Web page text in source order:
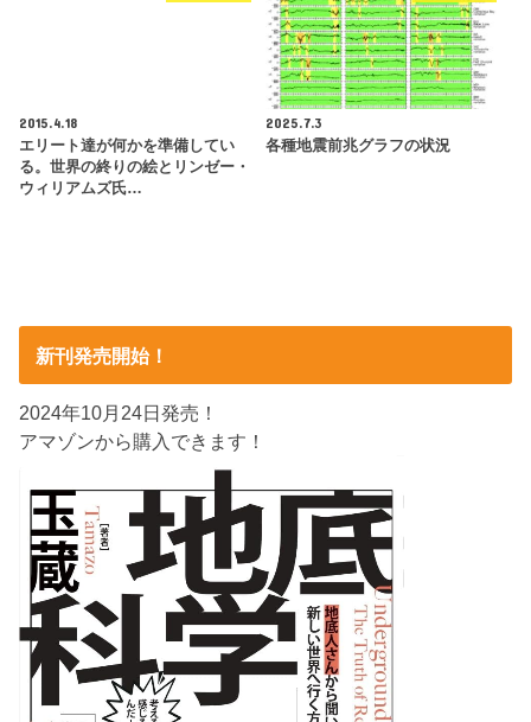
2015.4.18
エリート達が何かを準備してい
る。世界の終りの絵とリンゼー・
ウィリアムズ氏…
2025.7.3
各種地震前兆グラフの状況
新刊発売開始！
2024年10月24日発売！
アマゾンから購入できます！